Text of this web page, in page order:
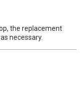
the replacement
necessary.